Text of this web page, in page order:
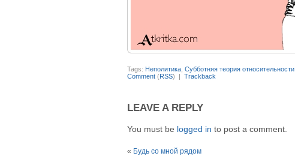
Tags: Неполитика Субботняя теория относительности
Comment (RSS) | Trackback
LEAVE A REPLY
You must be logged in to post a comment.
« Будь со мной рядом